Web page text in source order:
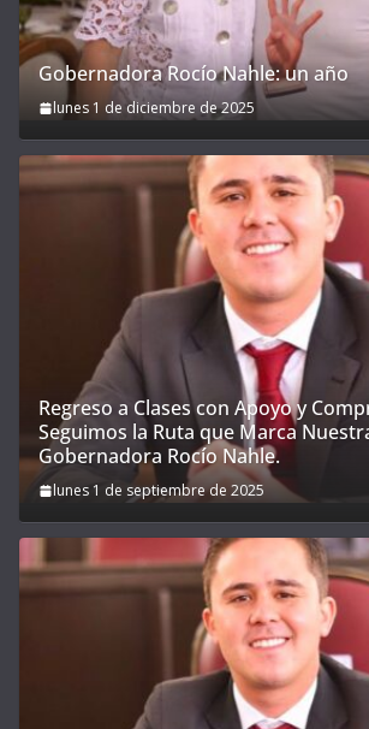
Gobernadora Rocío Nahle: un año
lunes 1 de diciembre de 2025
Regreso a Clases con Apoyo y
Seguimos la Ruta que Marca
Gobernadora Rocío Nahle.
lunes 1 de septiembre de 2025